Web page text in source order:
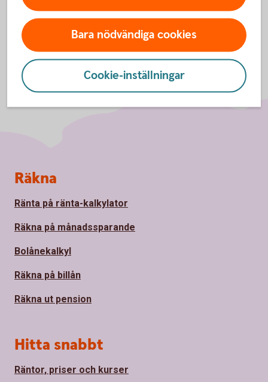
Bara nödvändiga cookies
Cookie-inställningar
Sidfot
Räkna
Ränta på ränta-kalkylator
Räkna på månadssparande
Bolånekalkyl
Räkna på billån
Räkna ut pension
Hitta snabbt
Räntor, priser och kurser